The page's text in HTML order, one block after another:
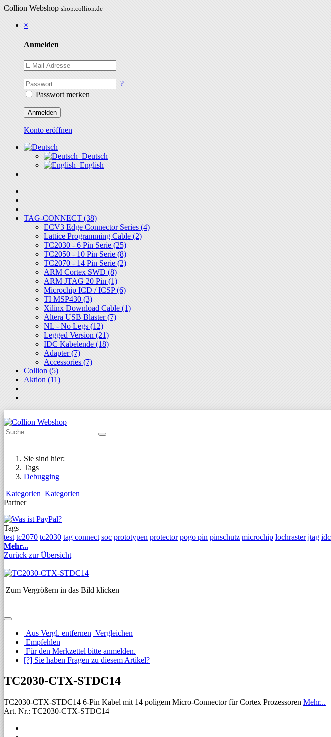
Collion Webshop shop.collion.de
×
Anmelden
?
Passwort merken
Anmelden
Konto eröffnen
Deutsch
English
TAG-CONNECT (38)
ECV3 Edge Connector Series (4)
Lattice Programming Cable (2)
TC2030 - 6 Pin Serie (25)
TC2050 - 10 Pin Serie (8)
TC2070 - 14 Pin Serie (2)
ARM Cortex SWD (8)
ARM JTAG 20 Pin (1)
Microchip ICD / ICSP (6)
TI MSP430 (3)
Xilinx Download Cable (1)
Altera USB Blaster (7)
NL - No Legs (12)
Legged Version (21)
IDC Kabelende (18)
Adapter (7)
Accessories (7)
Collion (5)
Aktion (11)
Sie sind hier:
Tags
Debugging
Kategorien Kategorien
Partner
Tags
test tc2070 tc2030 tag connect soc prototypen protector pogo pin pinschutz microchip lochraster jtag idc
Mehr...
Zurück zur Übersicht
Zum Vergrößern in das Bild klicken
Aus Vergl. entfernen Vergleichen
Empfehlen
Für den Merkzettel bitte anmelden.
[?] Sie haben Fragen zu diesem Artikel?
TC2030-CTX-STDC14
TC2030-CTX-STDC14 6-Pin Kabel mit 14 poligem Micro-Connector für Cortex Prozessoren Mehr...
Art. Nr.: TC2030-CTX-STDC14